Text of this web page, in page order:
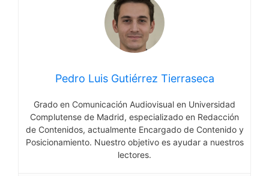
Pedro Luis Gutiérrez Tierraseca
Grado en Comunicación Audiovisual en Universidad
Complutense de Madrid, especializado en Redacción
de Contenidos, actualmente Encargado de Contenido y
Posicionamiento. Nuestro objetivo es ayudar a nuestros
lectores.